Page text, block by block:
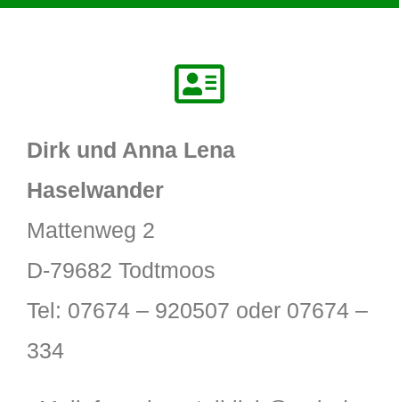
Dirk und Anna Lena
Haselwander
Mattenweg 2
D-79682 Todtmoos
Tel: 07674 – 920507 oder 07674 –
334